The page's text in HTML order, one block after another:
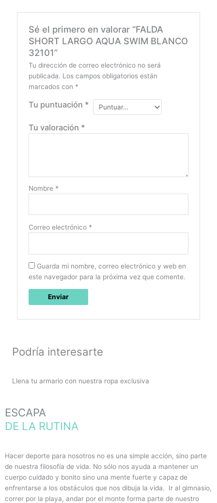
Sé el primero en valorar “FALDA
SHORT LARGO AQUA SWIM BLANCO
32101”
Tu dirección de correo electrónico no será
publicada. Los campos obligatorios están
marcados con *
Tu puntuación *
Tu valoración *
Nombre *
Correo electrónico *
Guarda mi nombre, correo electrónico y web en
este navegador para la próxima vez que comente.
Podría interesarte
Llena tu armario con nuestra ropa exclusiva
ESCAPA
DE LA RUTINA
Hacer deporte para nosotros no es una simple acción, sino parte
de nuestra filosofía de vida. No sólo nos ayuda a mantener un
cuerpo cuidado y bonito sino una mente fuerte y capaz de
enfrentarse a los obstáculos que nos dibuja la vida. Ir al gimnasio,
correr por la playa, andar por el monte forma parte de nuestro